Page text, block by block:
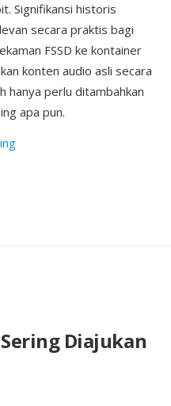
Signifikansi historis
secara praktis bagi
FSSD ke kontainer
konten audio asli secara
hanya perlu ditambahkan
apa pun.
Diajukan